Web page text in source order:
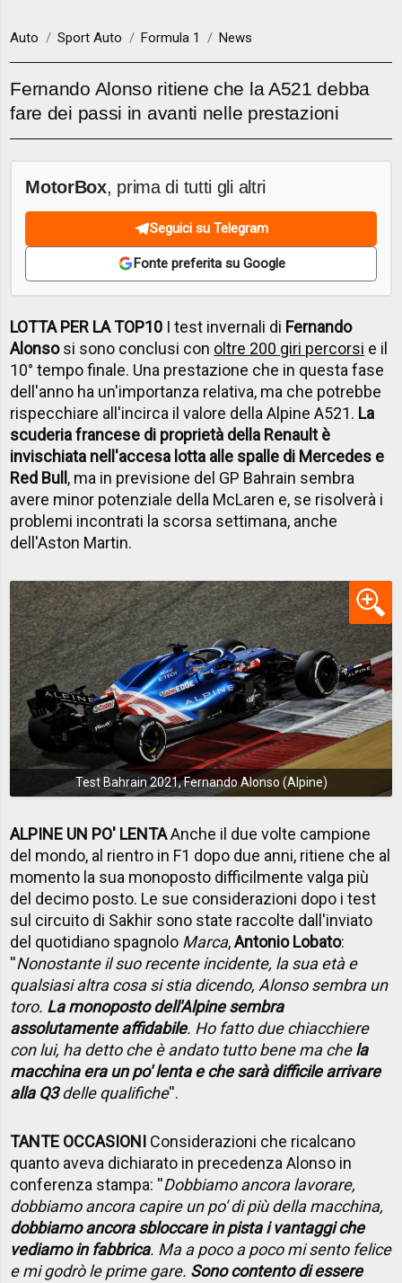
Auto Sport Auto Formula 1 News
Fernando Alonso ritiene che la A521 debba
fare dei passi in avanti nelle prestazioni
MotorBox, prima di tutti gli altri
Seguici su Telegram
Fonte preferita su Google
LOTTA PER LA TOP10 I test invernali di Fernando
Alonsosi sono conclusi con oltre 200 giri percorsi e il
10° tempo finale. Una prestazione che in questa fase
dell'anno ha un'importanza relativa, ma che potrebbe
rispecchiare all'incirca il valore della Alpine A521. La
scuderia francese di proprietà della Renault è
invischiata nell'accesa lotta alle spalle di Mercedes e
Red Bull , ma in previsione del GP Bahrain sembra
avere minor potenziale della McLaren e, se risolverà i
problemi incontrati la scorsa settimana, anche
dell'Aston Martin.
Test Bahrain 2021, Fernando Alonso (Alpine)
ALPINE UN PO' LENTAAnche il due volte campione
del mondo, al rientro in F1 dopo due anni, ritiene che al
momento la sua monoposto difficilmente valga più
del decimo posto. Le sue considerazioni dopo i test
sul circuito di Sakhir sono state raccolte dall'inviato
del quotidiano spagnolo Marca,Antonio Lobato:
''Nonostante il suo recente incidente, la sua età e
qualsiasi altra cosa si stia dicendo, Alonso sembra un
toro. La monoposto dell'Alpine sembra
assolutamente affidabile. Ho fatto due chiacchiere
con lui, ha detto che è andato tutto bene ma chela
macchina era un po' lenta e che sarà difficile arrivare
alla Q3delle qualifiche''.
TANTE OCCASIONI Considerazioni che ricalcano
quanto aveva dichiarato in precedenza Alonso in
conferenza stampa: ''Dobbiamo ancora lavorare,
dobbiamo ancora capire un po' di più della macchina,
dobbiamo ancora sbloccare in pista i vantaggi che
vediamo in fabbrica. Ma a poco a poco mi sento felice
e mi godrò le prime gare. Sono contento di essere